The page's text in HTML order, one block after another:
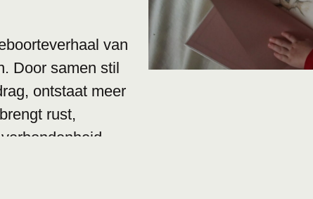
van
Door samen stil
ontstaat meer
rust,